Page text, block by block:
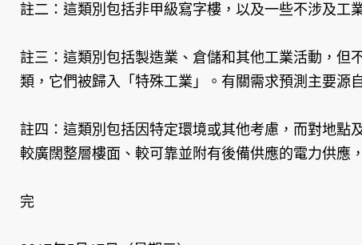
註二：這類別包括非甲級寫字樓，以及一些不涉及工
註三：這類別包括製造業、倉儲和其他工業活動，但
類，它們被歸入「特殊工業」。有關需求預測主要源
註四：這類別包括因特定環境或其他考慮，而對地點
較廣闊整層樓面、較可靠並附有後備供應的電力供應
完